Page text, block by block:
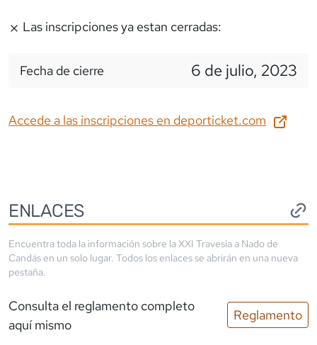
Las inscripciones ya estan cerradas:
Fecha de cierre 6 de julio, 2023
Accede a las inscripciones en deporticket.com
ENLACES
Encuentra toda la información sobre laXXI Travesía a Nado de
Candás en un solo lugar. Todos los enlaces se abrirán en una nueva
pestaña.
Consulta el reglamento completo
aquí mismo
Reglamento